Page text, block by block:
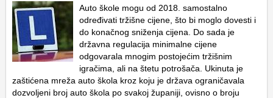
Auto škole mogu od 2018. samostalno
određivati tržišne cijene, što bi moglo dovesti i
do konačnog sniženja cijena. Do sada je
državna regulacija minimalne cijene
odgovarala mnogim postojećim tržišnim
igračima, ali na štetu potrošača. Ukinuta je
zaštićena mreža auto škola kroz koju je država ograničavala
dozvoljeni broj auto škola po svakoj županiji, ovisno o broju